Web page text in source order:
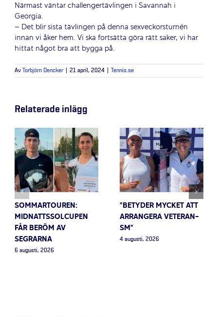
Närmast väntar challengertävlingen i Savannah i
Georgia.
– Det blir sista tävlingen på denna sexveckorsturnén
innan vi åker hem. Vi ska fortsätta göra rätt saker, vi har
hittat något bra att bygga på.
Av Torbjörn Dencker 21 april, 2024 Tennis.se
Relaterade inlägg
SOMMARTOUREN:
MIDNATTSSOLCUPEN
FÅR BERÖM AV
SEGRARNA
6 augusti, 2026
”BETYDER MYCKET ATT
ARRANGERA VETERAN-
SM”
4 augusti, 2026